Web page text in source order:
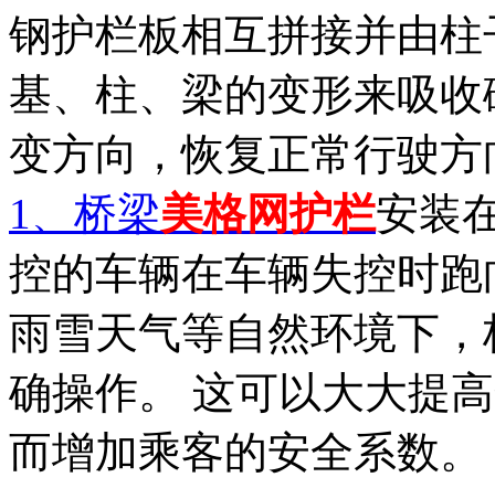
钢护栏板相互拼接并由
基、柱、梁的变形来吸
变方向，恢复正常行驶
1、桥梁美格网护栏安装
控的车辆在车辆失控时
雨雪天气等自然环境下
确操作。 这可以大大提
而增加乘客的安全系